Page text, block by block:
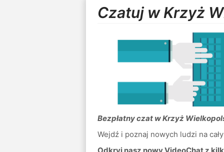
Czatuj w Krzyż
Bezpłatny czat w Krzyż
Wejdź i poznaj nowych ludzi na